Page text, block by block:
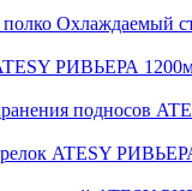
Охлаждаемый
РИВЬЕРА
подносов
ATESY